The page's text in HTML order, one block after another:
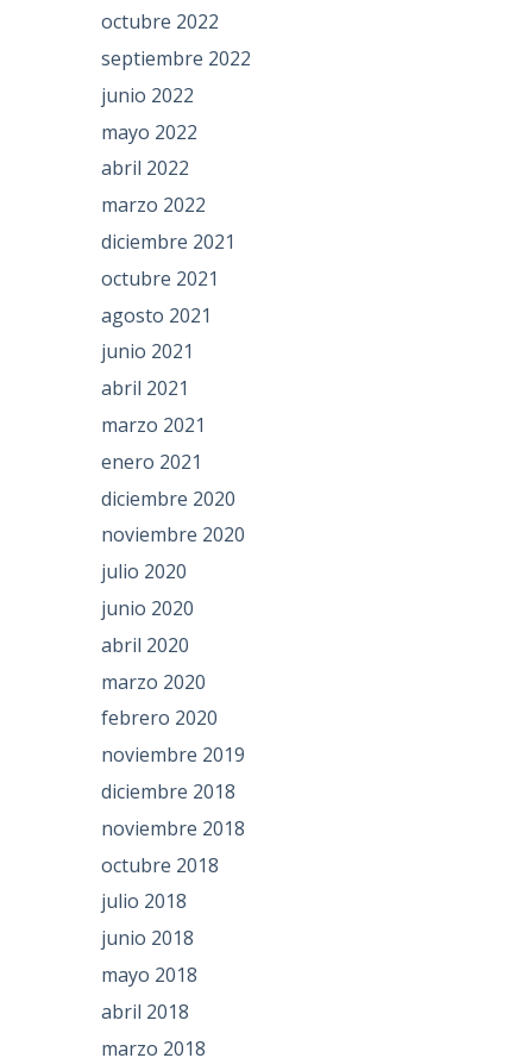
octubre 2022
septiembre 2022
junio 2022
mayo 2022
abril 2022
marzo 2022
diciembre 2021
octubre 2021
agosto 2021
junio 2021
abril 2021
marzo 2021
enero 2021
diciembre 2020
noviembre 2020
julio 2020
junio 2020
abril 2020
marzo 2020
febrero 2020
noviembre 2019
diciembre 2018
noviembre 2018
octubre 2018
julio 2018
junio 2018
mayo 2018
abril 2018
marzo 2018